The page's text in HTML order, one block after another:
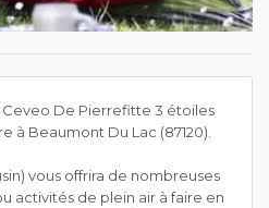
De Pierrefitte 3 étoiles
à Beaumont Du Lac (87120).
vous offrira de nombreuses
activités de plein air à faire en